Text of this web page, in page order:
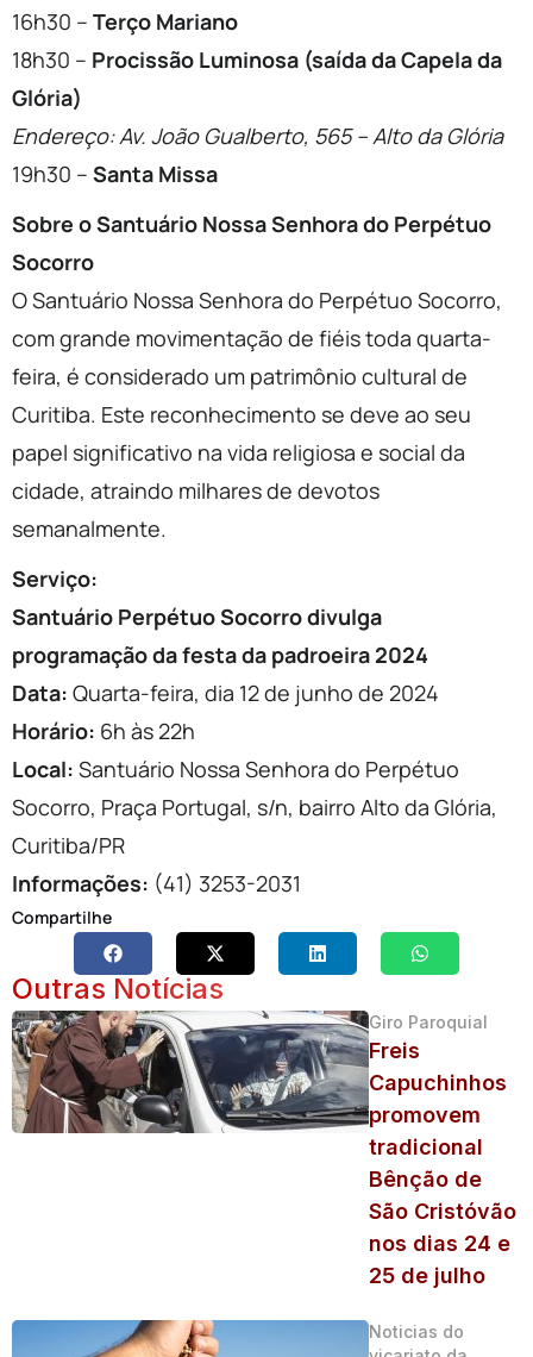
16h30 – Terço Mariano
18h30 – Procissão Luminosa (saída da Capela da
Glória)
Endereço: Av. João Gualberto, 565 – Alto da Glória
19h30 – Santa Missa
Sobre o Santuário Nossa Senhora do Perpétuo
Socorro
O Santuário Nossa Senhora do Perpétuo Socorro,
com grande movimentação de fiéis toda quarta-
feira, é considerado um patrimônio cultural de
Curitiba. Este reconhecimento se deve ao seu
papel significativo na vida religiosa e social da
cidade, atraindo milhares de devotos
semanalmente.
Serviço:
Santuário Perpétuo Socorro divulga
programação da festa da padroeira 2024
Data: Quarta-feira, dia 12 de junho de 2024
Horário: 6h às 22h
Local: Santuário Nossa Senhora do Perpétuo
Socorro, Praça Portugal, s/n, bairro Alto da Glória,
Curitiba/PR
Informações: (41) 3253-2031
Compartilhe
Outras Notícias
Giro Paroquial
Freis
Capuchinhos
promovem
tradicional
Bênção de
São Cristóvão
nos dias 24 e
25 de julho
Noticias do